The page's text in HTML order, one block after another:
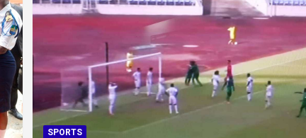
SPORTS